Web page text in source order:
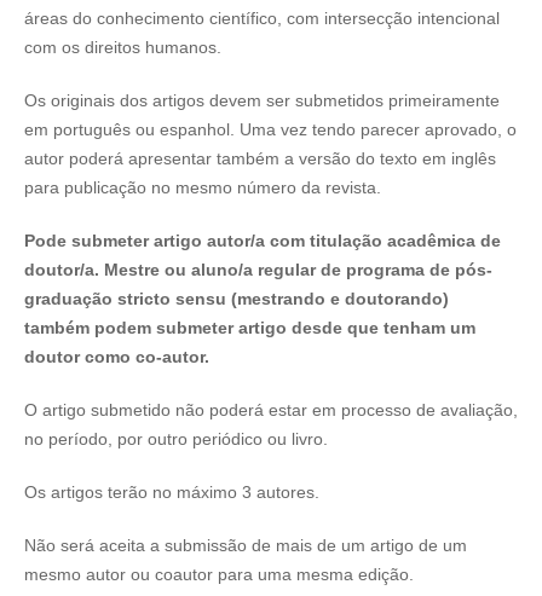
áreas do conhecimento científico, com intersecção intencional
com os direitos humanos.
Os originais dos artigos devem ser submetidos primeiramente
em português ou espanhol. Uma vez tendo parecer aprovado, o
autor poderá apresentar também a versão do texto em inglês
para publicação no mesmo número da revista.
Pode submeter artigo autor/a com titulação acadêmica de
doutor/a. Mestre ou aluno/a regular de programa de pós-
graduação stricto sensu (mestrando e doutorando)
também podem submeter artigo desde que tenham um
doutor como co-autor.
O artigo submetido não poderá estar em processo de avaliação,
no período, por outro periódico ou livro.
Os artigos terão no máximo 3 autores.
Não será aceita a submissão de mais de um artigo de um
mesmo autor ou coautor para uma mesma edição.